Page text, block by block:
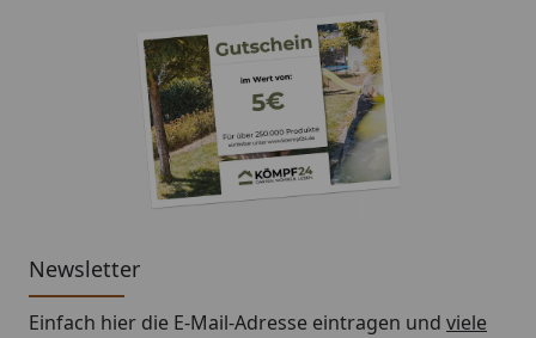
Metall Dachrinnenset 346KB für
Walmdächer
Montageanleitung
Newsletter
Einfach hier die E-Mail-Adresse eintragen und viele